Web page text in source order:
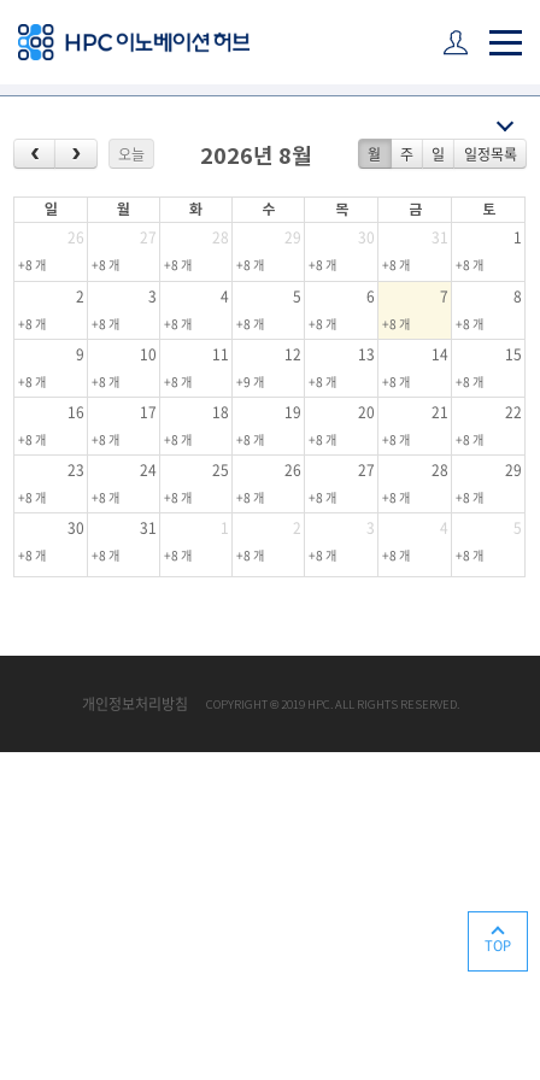
오늘 월 주 일 일정목록
2026년 8월
일 월 화 수 목 금 토
26 27 28 29 30 31 1
+8 개 +8 개 +8 개 +8 개 +8 개 +8 개 +8 개
2 3 4 5 6 7 8
+8 개 +8 개 +8 개 +8 개 +8 개 +8 개 +8 개
9 10 11 12 13 14 15
+8 개 +8 개 +8 개 +9 개 +8 개 +8 개 +8 개
16 17 18 19 20 21 22
+8 개 +8 개 +8 개 +8 개 +8 개 +8 개 +8 개
23 24 25 26 27 28 29
+8 개 +8 개 +8 개 +8 개 +8 개 +8 개 +8 개
30 31 1 2 3 4 5
+8 개 +8 개 +8 개 +8 개 +8 개 +8 개 +8 개
TOP
개인정보처리방침 COPYRIGHT © 2019 HPC. ALL RIGHTS RESERVED.